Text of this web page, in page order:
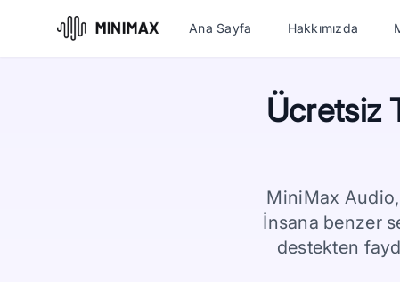
Ana Sayfa Hakkımızda
Ücretsiz
MiniMax
İnsana benzer
destekten